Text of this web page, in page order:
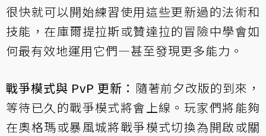
很快就可以開始練習使用這些更新過的法術和
技能，在庫爾提拉斯或贊達拉的冒險中學會如
何最有效地運用它們—甚至發現更多能力。
戰爭模式與 PvP 更新： 隨著前夕改版的到來，
等待已久的戰爭模式將會上線。玩家們將能夠
在奧格瑪或暴風城將戰爭模式切換為開啟或關